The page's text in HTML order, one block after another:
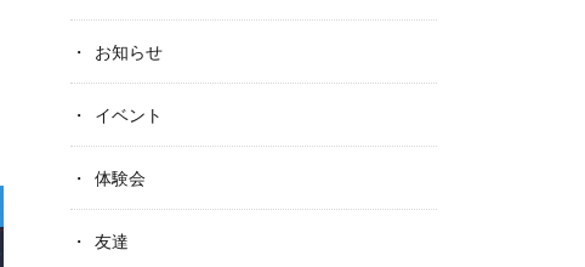
お知らせ
イベント
体験会
友達